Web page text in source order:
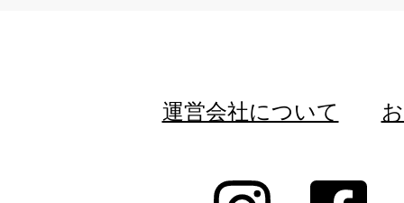
運営会社について